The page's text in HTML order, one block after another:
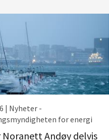
| Nyheter -
for energi
Noranett Andøy delvis